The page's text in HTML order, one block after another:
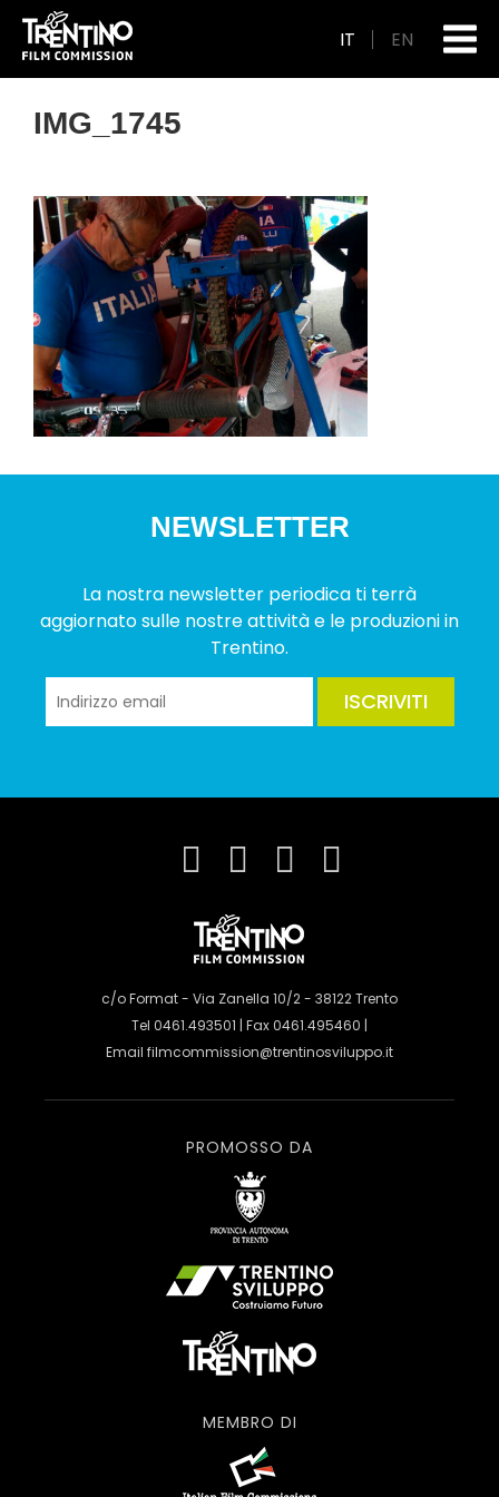
IT EN
IMG_1745
NEWSLETTER
La nostra newsletter periodica ti terrà
aggiornato sulle nostre attività e le produzioni in
Trentino.
ISCRIVITI
c/o Format - Via Zanella 10/2 - 38122 Trento
Tel 0461.493501 | Fax 0461.495460 |
Email filmcommission@trentinosviluppo.it
PROMOSSO DA
MEMBRO DI